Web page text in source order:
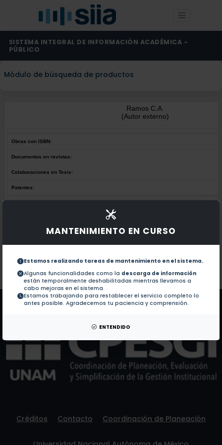
MANTENIMIENTO EN CURSO
Estamos realizando tareas de mantenimiento en el sistema.
Algunas funcionalidades como la descarga de información
están temporalmente deshabilitadas mientras llevamos a
cabo mejoras en el sistema.
Estamos trabajando para restablecer el servicio completo lo
antes posible. Agradecemos tu paciencia y comprensión.
ENTENDIDO
SISTEMA INTEGRAL DE INFORMACIÓN ACADÉMICA -
PÚBLICO
Módulo de búsqueda de productos
Ramos C.A.
(Autor externo)
Obras con ISBN:
Documentos en revistas:
Colaboraciones en Tesis:
Patentes:
No hay obras de este autor.
Documentos en revistas:
Colaboraciones en Tesis:
Patentes: No hay patentes de este autor.
Créditos Contacto Coordinación de Planeación